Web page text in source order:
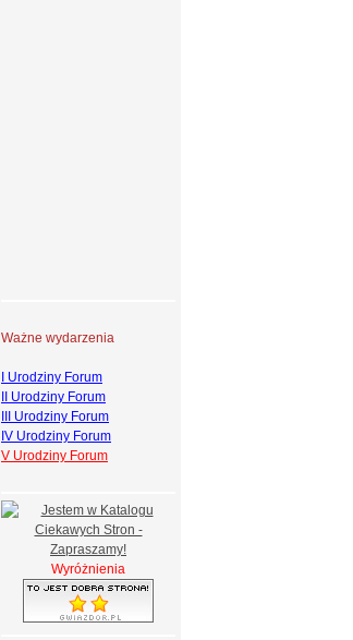
Ważne wydarzenia
I Urodziny Forum
II Urodziny Forum
III Urodziny Forum
IV Urodziny Forum
V Urodziny Forum
Wyróżnienia